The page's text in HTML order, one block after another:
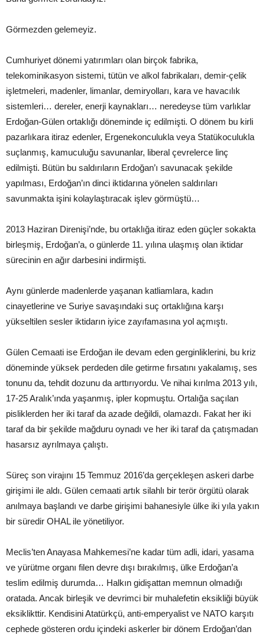
Görmezden gelemeyiz.
Cumhuriyet dönemi yatırımları olan birçok fabrika,
telekominikasyon sistemi, tütün ve alkol fabrikaları, demir-çelik
işletmeleri, madenler, limanlar, demiryolları, kara ve havacılık
sistemleri… dereler, enerji kaynakları… neredeyse tüm varlıklar
Erdoğan-Gülen ortaklığı döneminde iç edilmişti. O dönem bu kirli
pazarlıkara itiraz edenler, Ergenekonculukla veya Statükoculukla
suçlanmış, kamuculuğu savunanlar, liberal çevrelerce linç
edilmişti. Bütün bu saldırıların Erdoğan’ı savunacak şekilde
yapılması, Erdoğan’ın dinci iktidarına yönelen saldırıları
savunmakta işini kolaylaştıracak işlev görmüştü…
2013 Haziran Direnişi’nde, bu ortaklığa itiraz eden güçler sokakta
birleşmiş, Erdoğan’a, o günlerde 11. yılına ulaşmış olan iktidar
sürecinin en ağır darbesini indirmişti.
Aynı günlerde madenlerde yaşanan katliamlara, kadın
cinayetlerine ve Suriye savaşındaki suç ortaklığına karşı
yükseltilen sesler iktidarın iyice zayıfamasına yol açmıştı.
Gülen Cemaati ise Erdoğan ile devam eden gerginliklerini, bu kriz
döneminde yüksek perdeden dile getirme fırsatını yakalamış, ses
tonunu da, tehdit dozunu da arttırıyordu. Ve nihai kırılma 2013 yılı,
17-25 Aralık’ında yaşanmış, ipler kopmuştu. Ortalığa saçılan
pisliklerden her iki taraf da azade değildi, olamazdı. Fakat her iki
taraf da bir şekilde mağduru oynadı ve her iki taraf da çatışmadan
hasarsız ayrılmaya çalıştı.
Süreç son virajını 15 Temmuz 2016’da gerçekleşen askeri darbe
girişimi ile aldı. Gülen cemaati artık silahlı bir terör örgütü olarak
anılmaya başlandı ve darbe girişimi bahanesiyle ülke iki yıla yakın
bir süredir OHAL ile yönetiliyor.
Meclis’ten Anayasa Mahkemesi’ne kadar tüm adli, idari, yasama
ve yürütme organı filen devre dışı bırakılmış, ülke Erdoğan’a
teslim edilmiş durumda… Halkın gidişattan memnun olmadığı
oratada. Ancak birleşik ve devrimci bir muhalefetin eksikliği büyük
eksiklikttir. Kendisini Atatürkçü, anti-emperyalist ve NATO karşıtı
cephede gösteren ordu içindeki askerler bir dönem Erdoğan’dan